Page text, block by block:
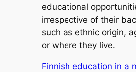
educational
irrespective of their
such as ethnic origin,
or where they live.
Finnish education in a